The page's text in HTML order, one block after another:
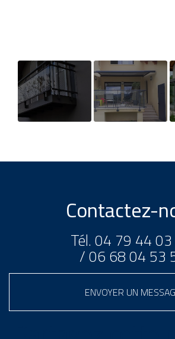
garde-corps aluminium à
Contactez-
Tél.04 79 44
/06 68 04 53
ENVOYER UN